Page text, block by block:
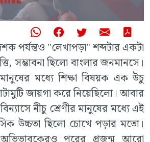
পর্যন্তও "লেখাপড়া" শব্দটার একটা
সম্ভাবনা ছিলো বাংলার জনমানসে।
মধ্যে শিক্ষা বিষয়ক এক উঁচু
জায়গা করে নিয়েছিলো। আবার
নীচু শ্রেণীর মানুষের মধ্যে এই
উচ্চতা ছিলো চোখে পড়ার মতো।